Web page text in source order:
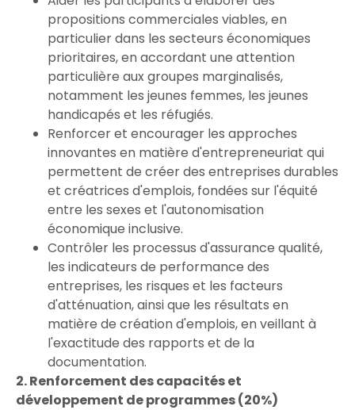
propositions commerciales viables, en
particulier dans les secteurs économiques
prioritaires, en accordant une attention
particulière aux groupes marginalisés,
notamment les jeunes femmes, les jeunes
handicapés et les réfugiés.
Renforcer et encourager les approches
innovantes en matière d'entrepreneuriat qui
permettent de créer des entreprises durables
et créatrices d'emplois, fondées sur l'équité
entre les sexes et l'autonomisation
économique inclusive.
Contrôler les processus d'assurance qualité,
les indicateurs de performance des
entreprises, les risques et les facteurs
d'atténuation, ainsi que les résultats en
matière de création d'emplois, en veillant à
l'exactitude des rapports et de la
documentation.
2. Renforcement des capacités et
développement de programmes (20%)